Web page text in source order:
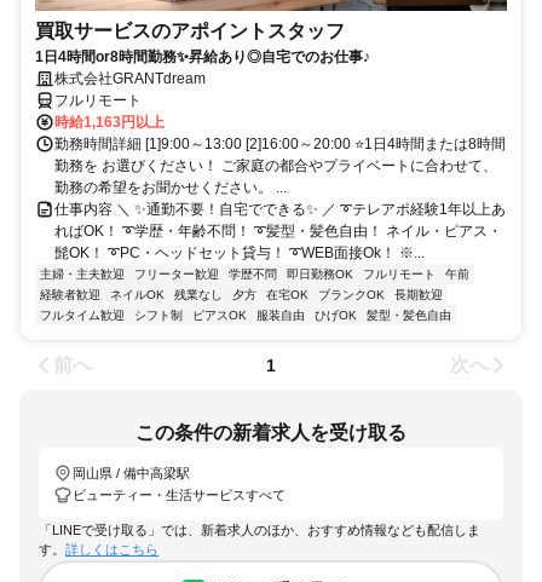
買取サービスのアポイントスタッフ
1日4時間or8時間勤務✨昇給あり◎自宅でのお仕事♪
株式会社GRANTdream
フルリモート
時給1,163円以上
勤務時間詳細 [1]9:00～13:00 [2]16:00～20:00 ⭐1日4時間または8時間
勤務を お選びください！ ご家庭の都合やプライベートに合わせて、
勤務の希望をお聞かせください。 ...
仕事内容 ＼ ✨通勤不要！自宅でできる✨ ／ ➰テレアポ経験1年以上あ
ればOK！ ➰学歴・年齢不問！ ➰髪型・髪色自由！ ネイル・ピアス・
髭OK！ ➰PC・ヘッドセット貸与！ ➰WEB面接Ok！ ※...
主婦・主夫歓迎 フリーター歓迎 学歴不問 即日勤務OK フルリモート
午前
経験者歓迎
ネイルOK 残業なし 夕方 在宅OK ブランクOK
長期歓迎
フルタイム歓迎
シフト制 ピアスOK 服装自由 ひげOK 髪型・髪色自由
前へ 1 次へ
この条件の新着求人を受け取る
岡山県 / 備中高梁駅
ビューティー・生活サービスすべて
「LINEで受け取る」では、新着求人のほか、おすすめ情報なども配信しま
す。 詳しくはこちら